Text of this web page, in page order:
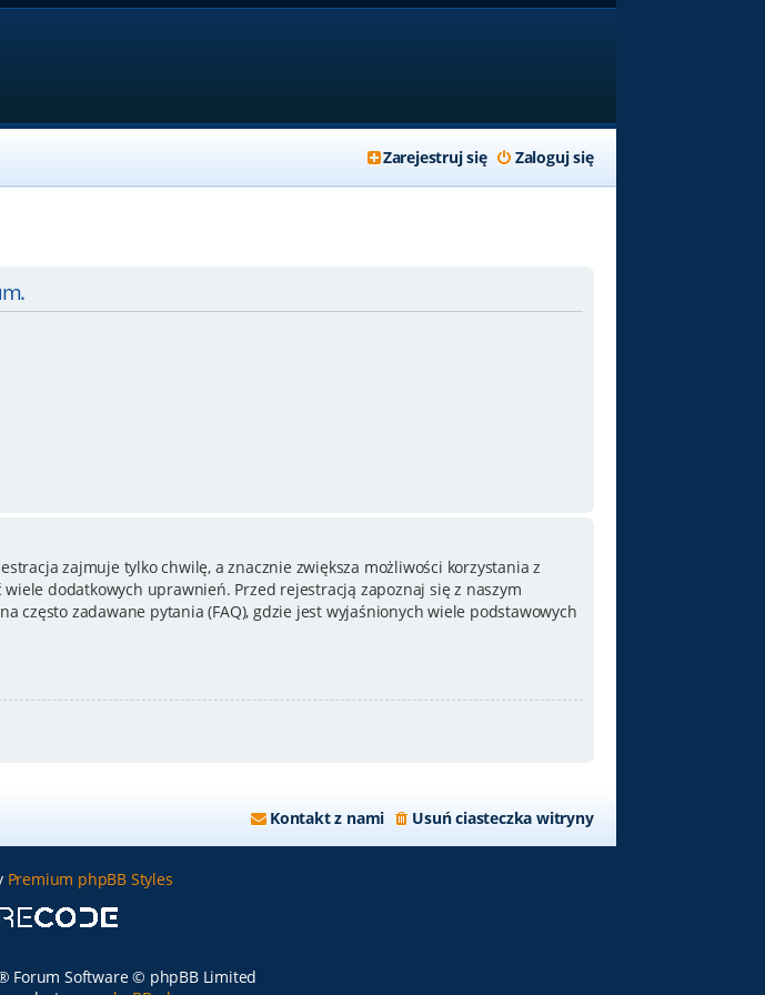
Zaloguj się
Zarejestruj się
zajmuje tylko chwilę, a znacznie zwiększa możliwości korzystania z
dodatkowych uprawnień. Przed rejestracją zapoznaj się z naszym
często zadawane pytania (FAQ), gdzie jest wyjaśnionych wiele podstawowych
Usuń ciasteczka witryny
Kontakt z nami
Premium phpBB Styles
Forum Software © phpBB Limited